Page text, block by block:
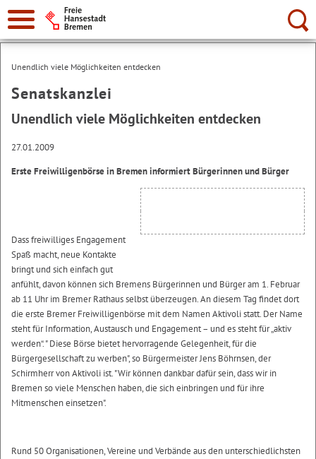
Suche:
Unendlich viele Möglichkeiten entdecken
Senatskanzlei
Unendlich viele Möglichkeiten entdecken
27.01.2009
Erste Freiwilligenbörse in Bremen informiert Bürgerinnen und Bürger
Dass freiwilliges Engagement
Spaß macht, neue Kontakte
bringt und sich einfach gut
anfühlt, davon können sich Bremens Bürgerinnen und Bürger am 1. Februar
ab 11 Uhr im Bremer Rathaus selbst überzeugen. An diesem Tag findet dort
die erste Bremer Freiwilligenbörse mit dem Namen Aktivoli statt. Der Name
steht für Information, Austausch und Engagement – und es steht für „aktiv
werden“. " Diese Börse bietet hervorragende Gelegenheit, für die
Bürgergesellschaft zu werben", so Bürgermeister Jens Böhrnsen, der
Schirmherr von Aktivoli ist. "Wir können dankbar dafür sein, dass wir in
Bremen so viele Menschen haben, die sich einbringen und für ihre
Mitmenschen einsetzen".
Rund 50 Organisationen, Vereine und Verbände aus den unterschiedlichsten